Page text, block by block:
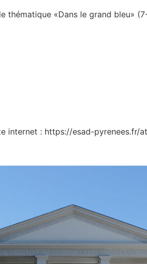
«Dans le grand bleu» (7-
internet : https://esad-